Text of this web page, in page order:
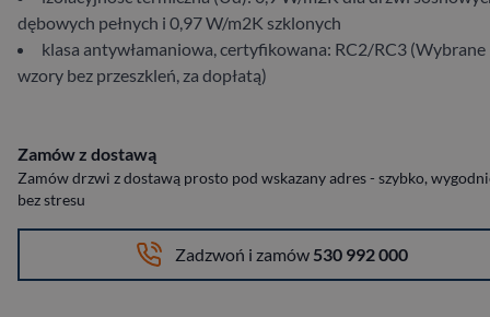
dębowych pełnych i 0,97 W/m2K szklonych
klasa antywłamaniowa, certyfikowana: RC2/RC3 (Wybrane
wzory bez przeszkleń, za dopłatą)
Zamów z dostawą
Zamów drzwi z dostawą prosto pod wskazany adres - szybko,
bez stresu
Zadzwoń i zamów 530 992 000